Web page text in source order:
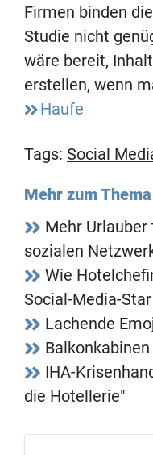
Firmen binden
Studie nicht
wäre bereit,
erstellen, wenn
Haufe
Tags: Social
Mehr zum Thema
Mehr
sozialen
Wie
Social-Media-
Lachende
IHA-
die Hotellerie"